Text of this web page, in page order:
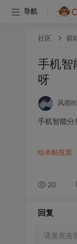
导航
社区 前
手机智
呀
风雨
手机智能分
给本帖投票
20
回复
请发表友